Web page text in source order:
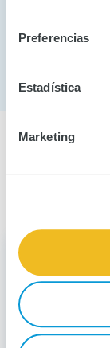
Preferencias
Estadística
Marketing